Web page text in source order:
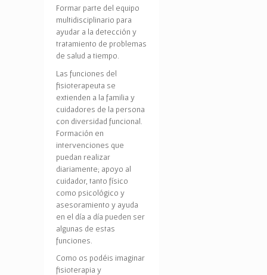
Formar parte del equipo
multidisciplinario para
ayudar a la detección y
tratamiento de problemas
de salud a tiempo.
Las funciones del
fisioterapeuta se
extienden a la familia y
cuidadores de la persona
con diversidad funcional.
Formación en
intervenciones que
puedan realizar
diariamente; apoyo al
cuidador, tanto físico
como psicológico y
asesoramiento y ayuda
en el día a día pueden ser
algunas de estas
funciones.
Como os podéis imaginar
fisioterapia y